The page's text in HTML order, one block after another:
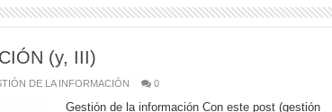
(y, III)
DE LA INFORMACIÓN 0
Gestión de la información Con este post (gestión